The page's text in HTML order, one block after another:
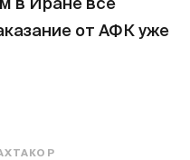
в Иране все
от АФК уже